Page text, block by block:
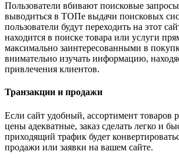
Пользователи вбивают поисковые
выводиться в ТОПе выдачи поисковых
пользователи будут переходить на этот
находится в поиске товара или услуги
максимально заинтересованными в
внимательно изучать информацию,
привлечения клиентов.
Транзакции и продажи
Если сайт удобный, ассортимент товаров
цены адекватные, заказ сделать легко и
приходящий трафик будет
продажи или заявки на вашем сайте.